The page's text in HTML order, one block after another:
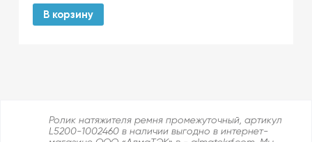
В корзину
Ролик натяжителя ремня промежуточный, артикул
L5200-1002460 в наличии выгодно в интернет-